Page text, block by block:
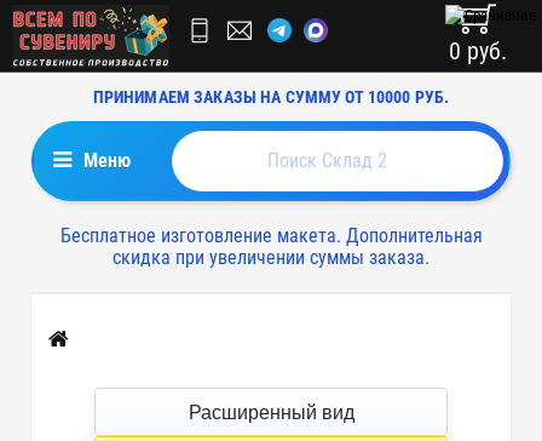
ПРИНИМАЕМ ЗАКАЗЫ НА СУММУ ОТ 10000 РУБ.
0 руб.
Меню
Бесплатное изготовление макета. Дополнительная
скидка при увеличении суммы заказа.
Главная
Расширенный вид